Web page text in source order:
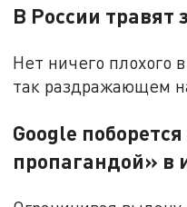
В России травят
Нет ничего плохого
так раздражающем
Google
пропагандой» в